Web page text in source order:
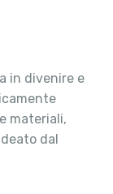
in divenire e
materiali,
dal